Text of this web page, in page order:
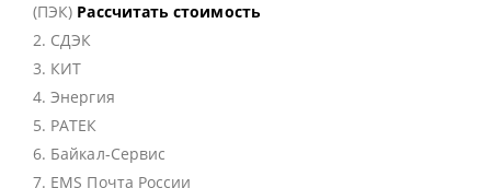
(ПЭК) Рассчитать стоимость
2. СДЭК
3. КИТ
4. Энергия
5. РАТЕК
6. Байкал-Сервис
7. EMS Почта России